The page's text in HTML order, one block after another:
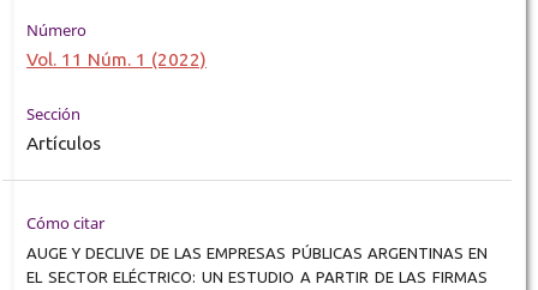
Número
Vol. 11 Núm. 1 (2022)
Sección
Artículos
Cómo citar
AUGE Y DECLIVE DE LAS EMPRESAS PÚBLICAS ARGENTINAS EN
EL SECTOR ELÉCTRICO: UN ESTUDIO A PARTIR DE LAS FIRMAS